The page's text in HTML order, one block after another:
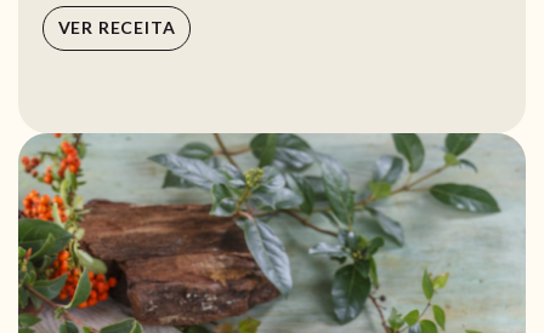
VER RECEITA